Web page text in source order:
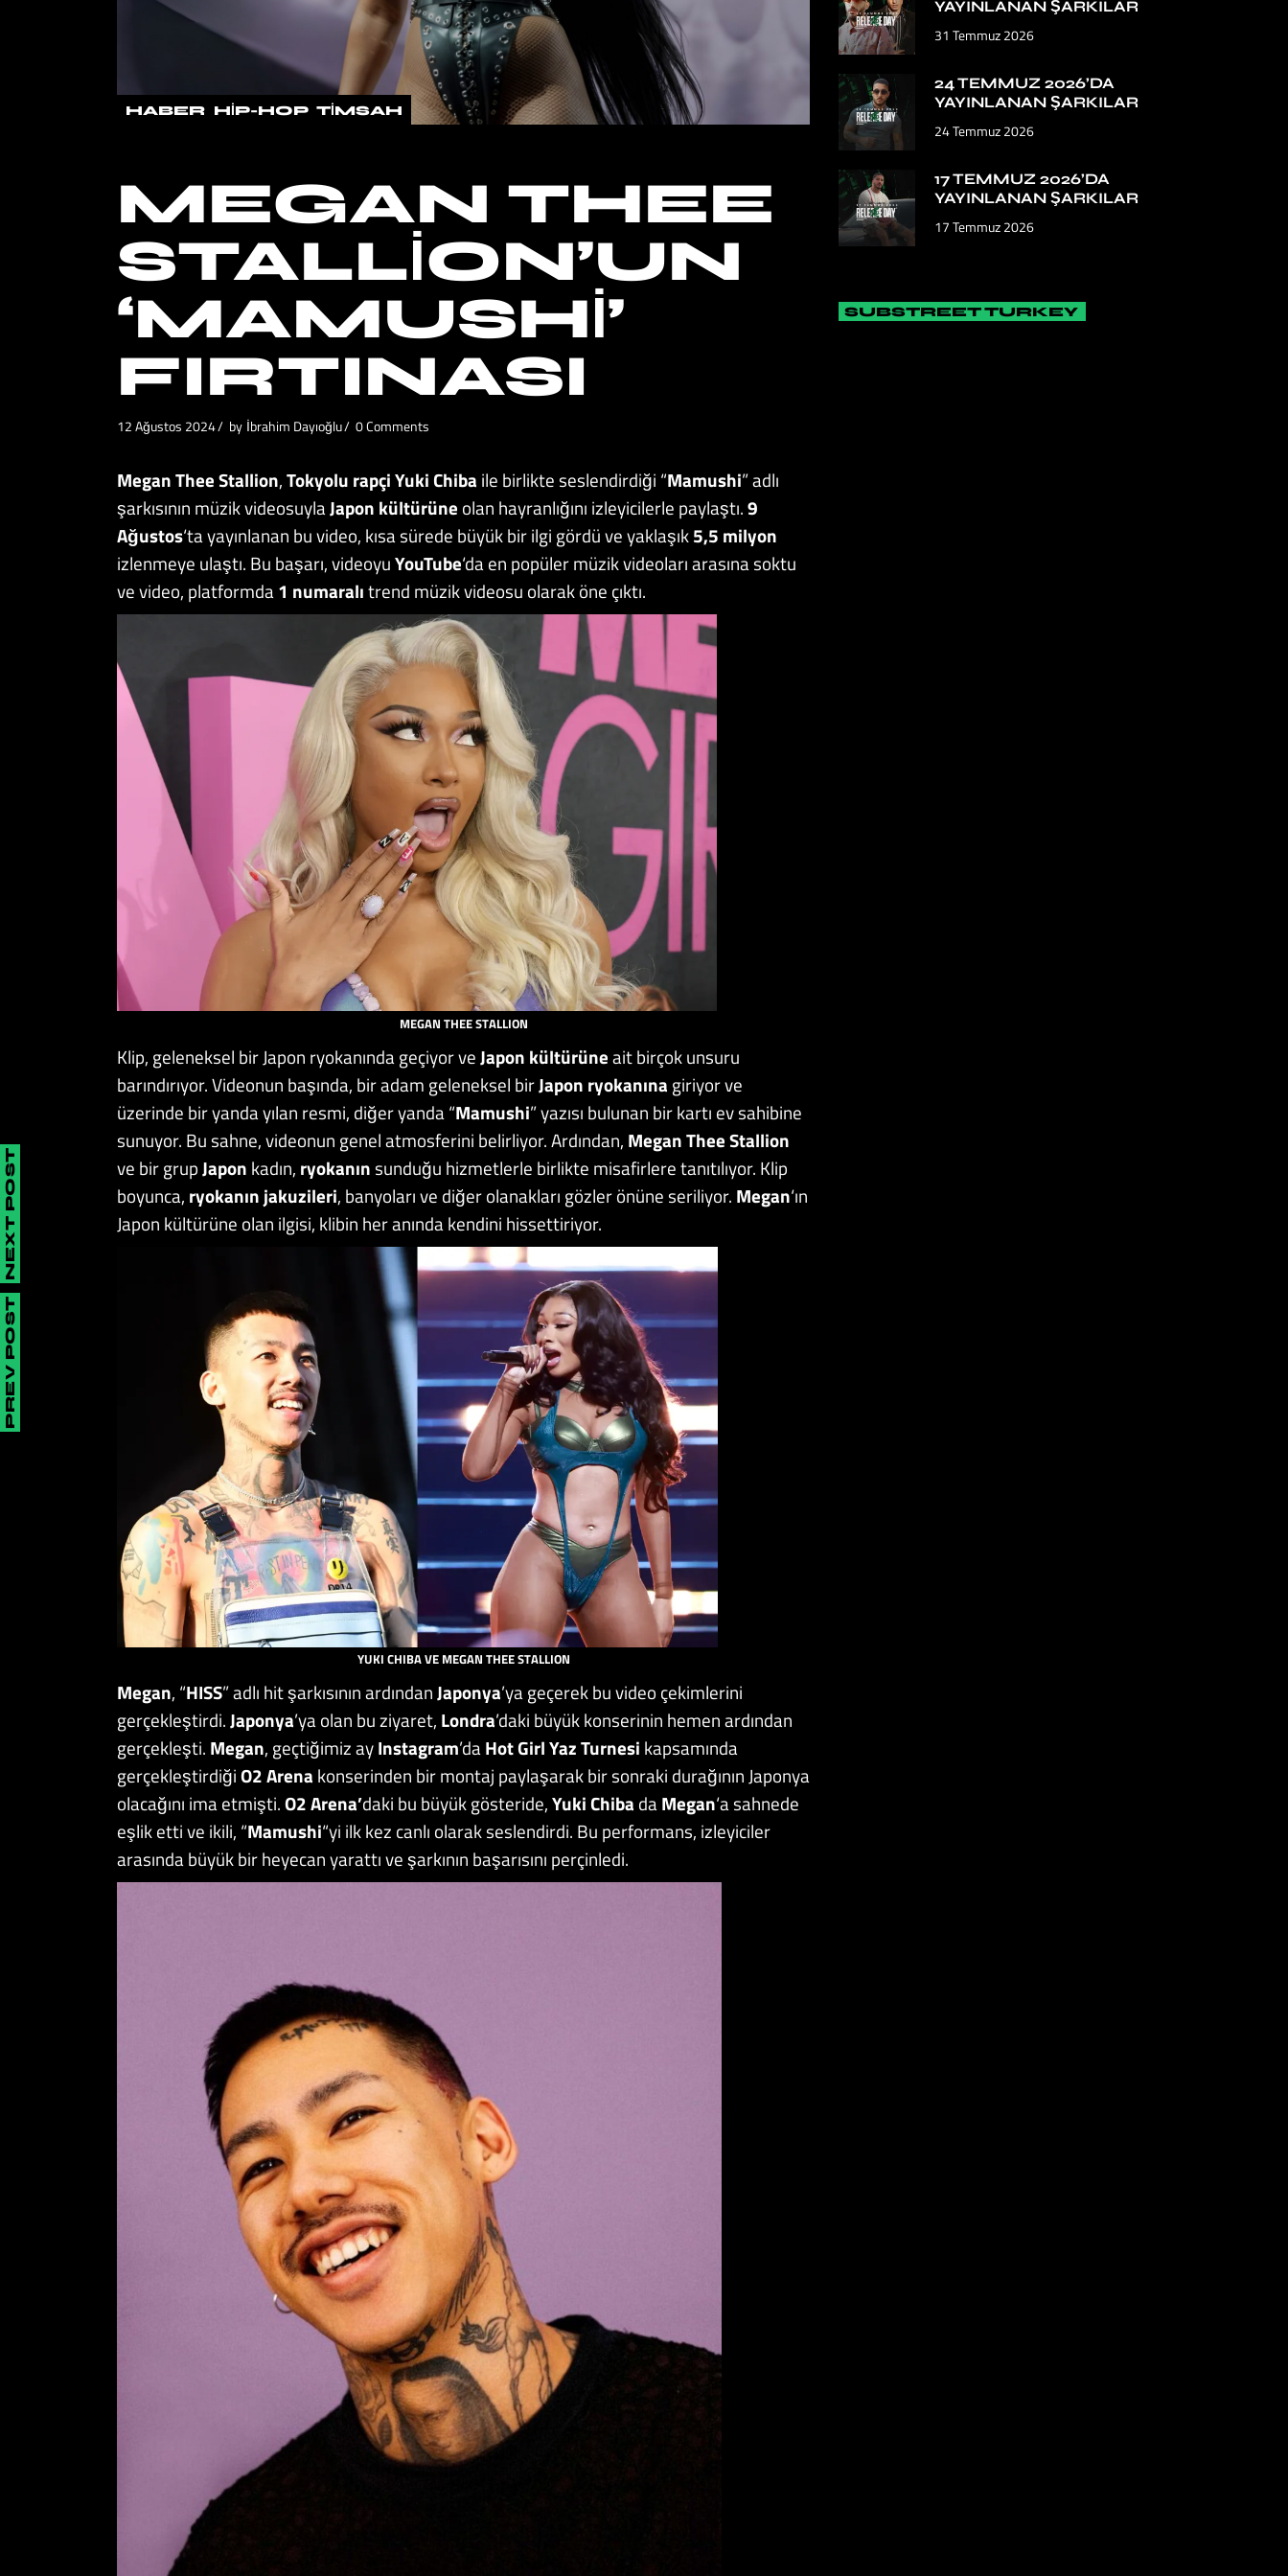
HABER HIP-HOP TIMSAH
MEGAN THEE
STALLION’UN
‘MAMUSHI’
FIRTINASI
12 Ağustos 2024 by İbrahim Dayıoğlu 0 Comments
Megan Thee Stallion,Tokyolu rapçi Yuki Chiba ile birlikte seslendirdiği “Mamushi” adlı
şarkısının müzik videosuylaJapon kültürüne olan hayranlığını izleyicilerle paylaştı.9
Ağustos‘ta yayınlanan bu video, kısa sürede büyük bir ilgi gördü ve yaklaşık5,5 milyon
izlenmeye ulaştı. Bu başarı, videoyuYouTube‘da en popüler müzik videoları arasına soktu
ve video, platformda1 numaralıtrend müzik videosu olarak öne çıktı.
MEGAN THEE STALLION
Klip, geleneksel bir Japon ryokanında geçiyor veJapon kültürüneait birçok unsuru
barındırıyor. Videonun başında, bir adam geleneksel birJapon ryokanına giriyor ve
üzerinde bir yanda yılan resmi, diğer yanda “Mamushi” yazısı bulunan bir kartı ev sahibine
sunuyor. Bu sahne, videonun genel atmosferini belirliyor. Ardından, Megan Thee Stallion
ve bir grupJapon kadın, ryokanın sunduğu hizmetlerle birlikte misafirlere tanıtılıyor. Klip
boyunca, ryokanın jakuzileri, banyoları ve diğer olanakları gözler önüne seriliyor. Megan‘ın
Japon kültürüne olan ilgisi, klibin her anında kendini hissettiriyor.
YUKI CHIBA VE MEGAN THEE STALLION
Megan, “HISS” adlı hit şarkısının ardındanJaponya’ya geçerek bu video çekimlerini
gerçekleştirdi.Japonya’ya olan bu ziyaret, Londra’daki büyük konserinin hemen ardından
gerçekleşti. Megan, geçtiğimiz ayInstagram’daHot Girl Yaz Turnesi kapsamında
gerçekleştirdiğiO2 Arena konserinden bir montaj paylaşarak bir sonraki durağının Japonya
olacağını ima etmişti.O2 Arena’daki bu büyük gösteride,Yuki Chiba daMegan‘a sahnede
eşlik etti ve ikili, “Mamushi“yi ilk kez canlı olarak seslendirdi. Bu performans, izleyiciler
arasında büyük bir heyecan yarattı ve şarkının başarısını perçinledi.
PREV POST
NEXT POST
YAYINLANAN ŞARKILAR
31 Temmuz 2026
24 TEMMUZ 2026’DA
YAYINLANAN ŞARKILAR
24 Temmuz 2026
17 TEMMUZ 2026’DA
YAYINLANAN ŞARKILAR
17 Temmuz 2026
SUBSTREET TURKEY